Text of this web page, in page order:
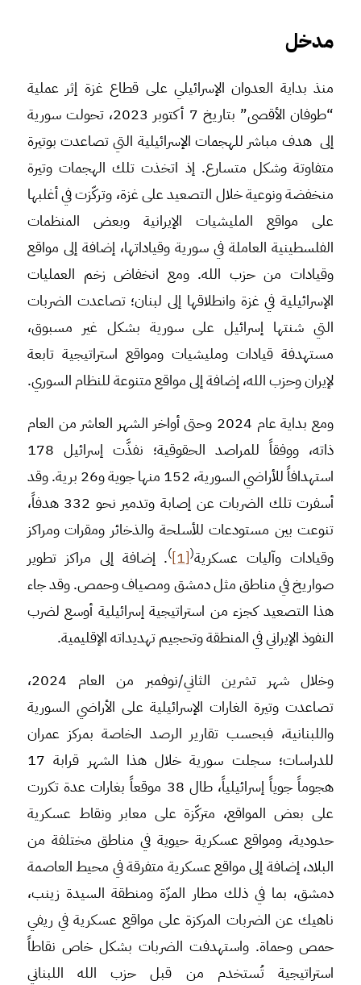
مدخل
منذ بداية العدوان الإسرائيلي على قطاع غزة إثر عملية
“طوفان الأقصى” بتاريخ 7 أكتوبر 2023، تحولت سورية
إلى هدف مباشر للهجمات الإسرائيلية التي تصاعدت بوتيرة
متفاوتة وشكل متسارع. إذ اتخذت تلك الهجمات وتيرة
منخفضة ونوعية خلال التصعيد على غزة، وتركّزت في أغلبها
على مواقع المليشيات الإيرانية وبعض المنظمات
الفلسطينية العاملة في سورية وقياداتها، إضافة إلى مواقع
وقيادات من حزب الله. ومع انخفاض زخم العمليات
الإسرائيلية في غزة وانطلاقها إلى لبنان؛ تصاعدت الضربات
التي شنتها إسرائيل على سورية بشكل غير مسبوق،
مستهدفة قيادات ومليشيات ومواقع استراتيجية تابعة
لإيران وحزب الله، إضافة إلى مواقع متنوعة للنظام السوري.
ومع بداية عام 2024 وحتى أواخر الشهر العاشر من العام
ذاته، ووفقاً للمراصد الحقوقية؛ نفذَّت إسرائيل 178
استهدافاً للأراضي السورية، 152 منها جوية و26 برية. وقد
أسفرت تلك الضربات عن إصابة وتدمير نحو 332 هدفاً،
تنوعت بين مستودعات للأسلحة والذخائر ومقرات ومراكز
وقيادات وآليات عسكرية(
[1]
). إضافة إلى مراكز تطوير
صواريخ في مناطق مثل دمشق ومصياف وحمص. وقد جاء
هذا التصعيد كجزء من استراتيجية إسرائيلية أوسع لضرب
النفوذ الإيراني في المنطقة وتحجيم تهديداته الإقليمية.
وخلال شهر تشرين الثاني/نوفمبر من العام 2024،
تصاعدت وتيرة الغارات الإسرائيلية على الأراضي السورية
واللبنانية، فبحسب تقارير الرصد الخاصة بمركز عمران
للدراسات؛ سجلت سورية خلال هذا الشهر قرابة 17
هجوماً جوياً إسرائيلياً، طال 38 موقعاً بغارات عدة تكررت
على بعض المواقع، متركّزة على معابر ونقاط عسكرية
حدودية، ومواقع عسكرية حيوية في مناطق مختلفة من
البلاد، إضافة إلى مواقع عسكرية متفرقة في محيط العاصمة
دمشق، بما في ذلك مطار المزّة ومنطقة السيدة زينب،
ناهيك عن الضربات المركزة على مواقع عسكرية في ريفي
حمص وحماة. واستهدفت الضربات بشكل خاص نقاطاً
استراتيجية تُستخدم من قبل حزب الله اللبناني